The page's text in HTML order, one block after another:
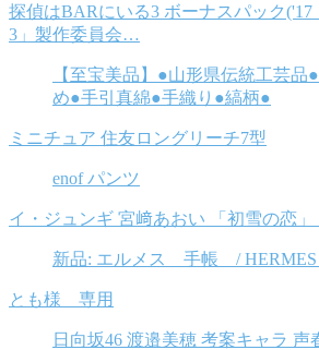
探偵はBARにいる3 ボーナスパック
3」製作委員会…
【至宝美品】●山形県伝統工芸品
め●手引真綿●手織り●縞柄●
ミニチュア 住友ロングリーチ7型
enof パンツ
イ・ジュンギ 宮﨑あおい 「初雪の恋」
新品: エルメス 手帳 / HERMES
とも様 専用
日向坂46 渡邉美穂 考案キャラ